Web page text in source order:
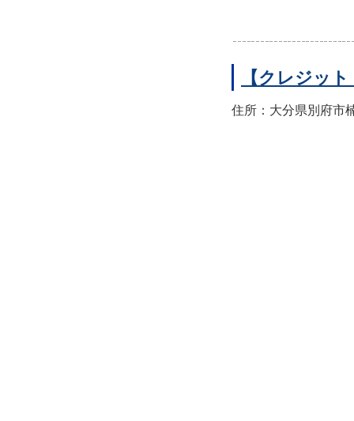
【クレジッ
住所：大分県別府市